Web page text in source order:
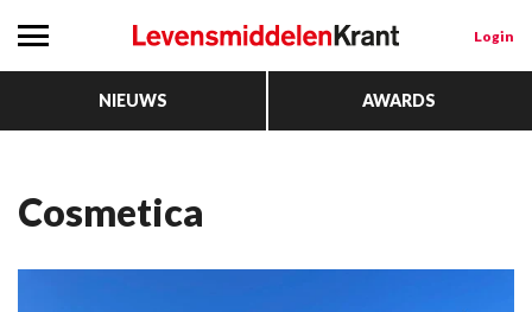
Login
NIEUWS AWARDS
cosmetica